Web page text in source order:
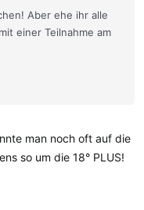
Aber ehe ihr alle
einer Teilnahme am
man noch oft auf die
so um die 18° PLUS!